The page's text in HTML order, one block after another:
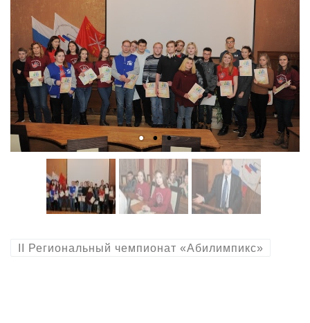
II Региональный чемпионат «Абилимпикс»